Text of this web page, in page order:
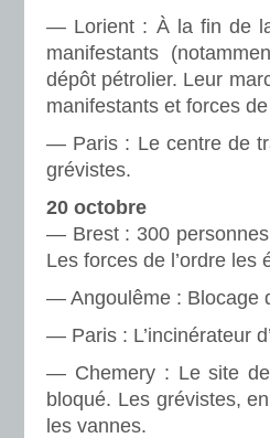
— Lorient : À la fin de la
mani­fes­tants
dépôt pétro­lier. Leur
mani­fes­tants et forces de
— Paris : Le centre de
gré­vis­tes.
20 octobre
— Brest : 300
Les forces de l’ordre
— Angoulême : Blocage
— Paris : L’inci­né­ra­teur
— Chemery : Le site
bloqué. Les gré­vis­tes,
les vannes.